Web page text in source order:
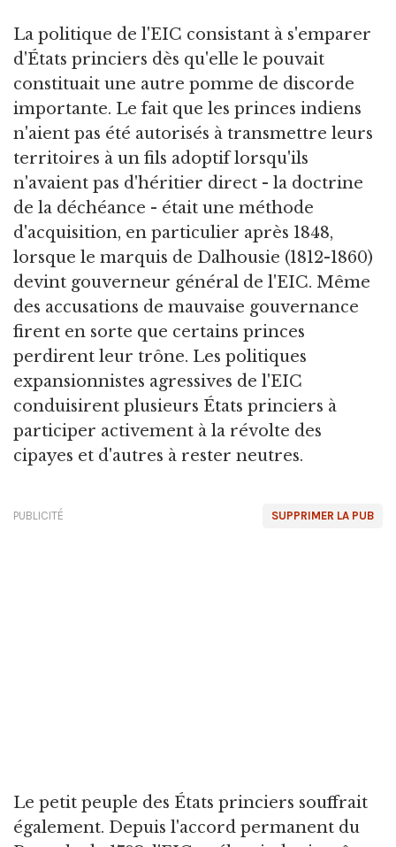
La politique de l'EIC consistant à s'emparer
d'États princiers dès qu'elle le pouvait
constituait une autre pomme de discorde
importante. Le fait que les princes indiens
n'aient pas été autorisés à transmettre leurs
territoires à un fils adoptif lorsqu'ils
n'avaient pas d'héritier direct - la doctrine
de la déchéance - était une méthode
d'acquisition, en particulier après 1848,
lorsque le marquis de Dalhousie (1812-1860)
devint gouverneur général de l'EIC. Même
des accusations de mauvaise gouvernance
firent en sorte que certains princes
perdirent leur trône. Les politiques
expansionnistes agressives de l'EIC
conduisirent plusieurs États princiers à
participer activement à la révolte des
cipayes et d'autres à rester neutres.
SUPPRIMER LA PUB
PUBLICITÉ
Le petit peuple des États princiers souffrait
également. Depuis l'accord permanent du